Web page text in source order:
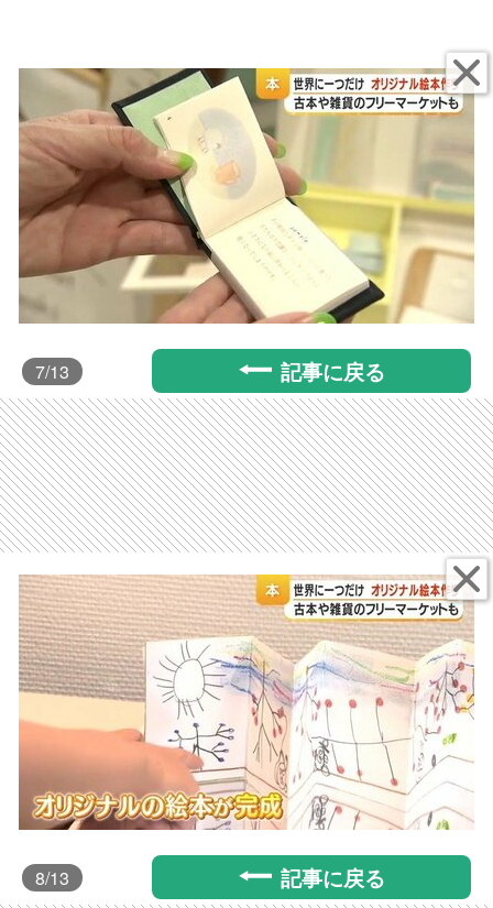
7/13 記事に戻る
8/13 記事に戻る